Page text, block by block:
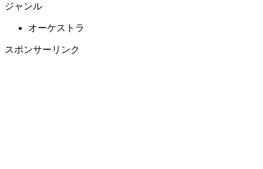
ジャンル
オーケストラ
スポンサーリンク